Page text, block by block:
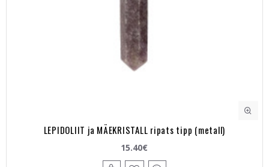
LEPIDOLIIT ja MÄEKRISTALL ripats tipp (metall)
15.40€